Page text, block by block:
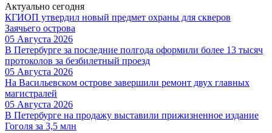
Актуально сегодня
КГИОП утвердил новый предмет охраны для скверов
Заячьего острова
05 Августа 2026
В Петербурге за последние полгода оформили более 13 тысяч
протоколов за безбилетный проезд
05 Августа 2026
На Васильевском острове завершили ремонт двух главных
магистралей
05 Августа 2026
В Петербурге на продажу выставили прижизненное издание
Гоголя за 3,5 млн